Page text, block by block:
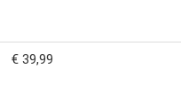
€ 39,99